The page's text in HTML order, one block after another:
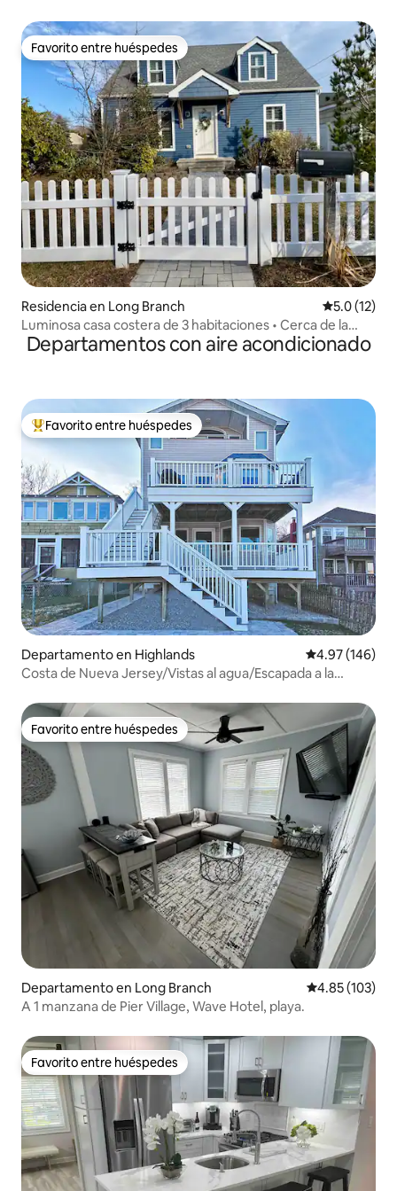
Favorito entre huéspedes
Favorito entre huéspedes
Residencia en Long Branch Calificación
5.0 (12)
Luminosa casa costera de 3 habitaciones • Cerca de la
playa y de Pier Village
Departamentos con aire acondicionado
De los mejores en Favorito entre huéspedes
Favorito entre huéspedes
Departamento en Highlands Calificación
4.97 (146)
Costa de Nueva Jersey/Vistas al agua/Escapada a la
Favorito entre huéspedes
Favorito entre huéspedes
Departamento en Long Branch Calificación
4.85 (103)
A 1 manzana de Pier Village, Wave Hotel, playa.
Favorito entre huéspedes
Favorito entre huéspedes